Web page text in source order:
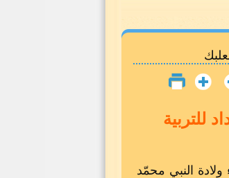
للتربية
النبي محمّد